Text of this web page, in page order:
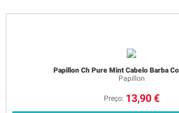
Papillon Ch Pure Mint Cabelo Barba
Papillon
Preço: 13,90 €